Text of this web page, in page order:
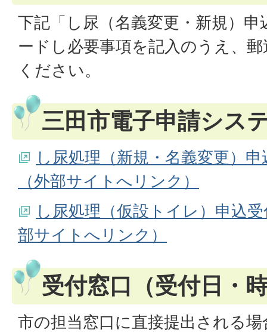
下記「し尿（名義変更・新規）
ードし必要事項を記入のうえ、
ください。
三田市電子申請シス
し尿処理（新規・名義変更）
（外部サイトへリンク）
し尿処理（仮設トイレ）申込
部サイトへリンク）
受付窓口（受付日・
市の担当窓口に直接提出される